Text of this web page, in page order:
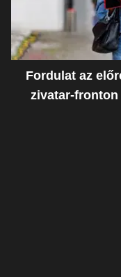
Fordulat az
zivatar-